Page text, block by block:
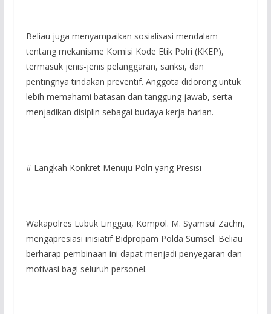
Beliau juga menyampaikan sosialisasi mendalam
tentang mekanisme Komisi Kode Etik Polri (KKEP),
termasuk jenis-jenis pelanggaran, sanksi, dan
pentingnya tindakan preventif. Anggota didorong untuk
lebih memahami batasan dan tanggung jawab, serta
menjadikan disiplin sebagai budaya kerja harian.
# Langkah Konkret Menuju Polri yang Presisi
Wakapolres Lubuk Linggau, Kompol. M. Syamsul Zachri,
mengapresiasi inisiatif Bidpropam Polda Sumsel. Beliau
berharap pembinaan ini dapat menjadi penyegaran dan
motivasi bagi seluruh personel.